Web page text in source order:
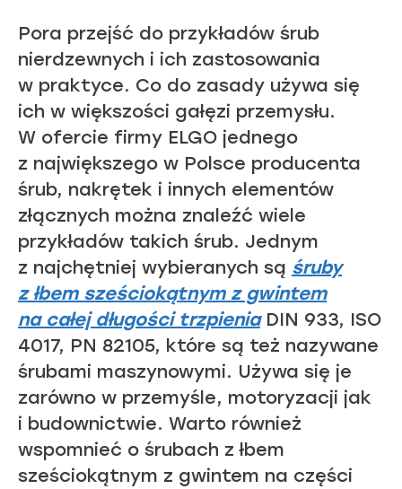
Pora przejść do przykładów śrub
nierdzewnych i ich zastosowania
w praktyce. Co do zasady używa się
ich w większości gałęzi przemysłu.
W ofercie firmy ELGO jednego
z największego w Polsce producenta
śrub, nakrętek i innych elementów
złącznych można znaleźć wiele
przykładów takich śrub. Jednym
z najchętniej wybieranych są śruby
z łbem sześciokątnym z gwintem
na całej długości trzpienia DIN 933, ISO
4017, PN 82105, które są też nazywane
śrubami maszynowymi. Używa się je
zarówno w przemyśle, motoryzacji jak
i budownictwie. Warto również
wspomnieć o śrubach z łbem
sześciokątnym z gwintem na części